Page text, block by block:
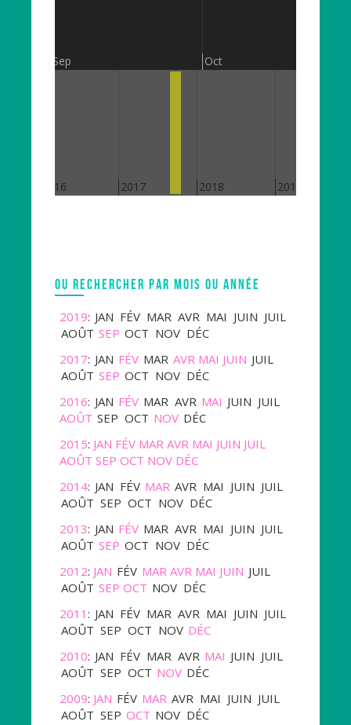
Sep Oct
2016 2017 2018 2019
OU RECHERCHER PAR MOIS OU ANNÉE
2019: JAN FÉV MAR AVR MAI JUIN JUIL
AOÛT SEP OCT NOV DÉC
2017: JAN FÉV MAR AVR MAI JUIN JUIL
AOÛT SEP OCT NOV DÉC
2016: JAN FÉV MAR AVR MAI JUIN JUIL
AOÛT SEP OCT NOV DÉC
2015: JAN FÉV MAR AVR MAI JUIN JUIL
AOÛT SEP OCT NOV DÉC
2014: JAN FÉV MAR AVR MAI JUIN JUIL
AOÛT SEP OCT NOV DÉC
2013: JAN FÉV MAR AVR MAI JUIN JUIL
AOÛT SEP OCT NOV DÉC
2012: JAN FÉV MAR AVR MAI JUIN JUIL
AOÛT SEP OCT NOV DÉC
2011 : JAN FÉV MAR AVR MAI JUIN JUIL
AOÛT SEP OCT NOV DÉC
2010: JAN FÉV MAR AVR MAI JUIN JUIL
AOÛT SEP OCT NOV DÉC
2009: JAN FÉV MAR AVR MAI JUIN JUIL
AOÛT SEP OCT NOV DÉC